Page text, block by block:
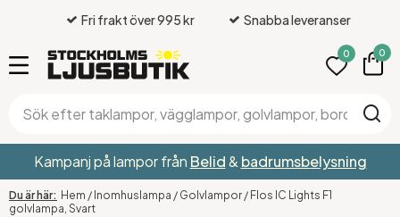
Fri frakt över 995 kr Snabba leveranser
0 0
Kampanj på lampor från Belid& badrumsbelysning
Hem / Inomhuslampa / Golvlampor / Flos IC Lights F1
golvlampa, Svart